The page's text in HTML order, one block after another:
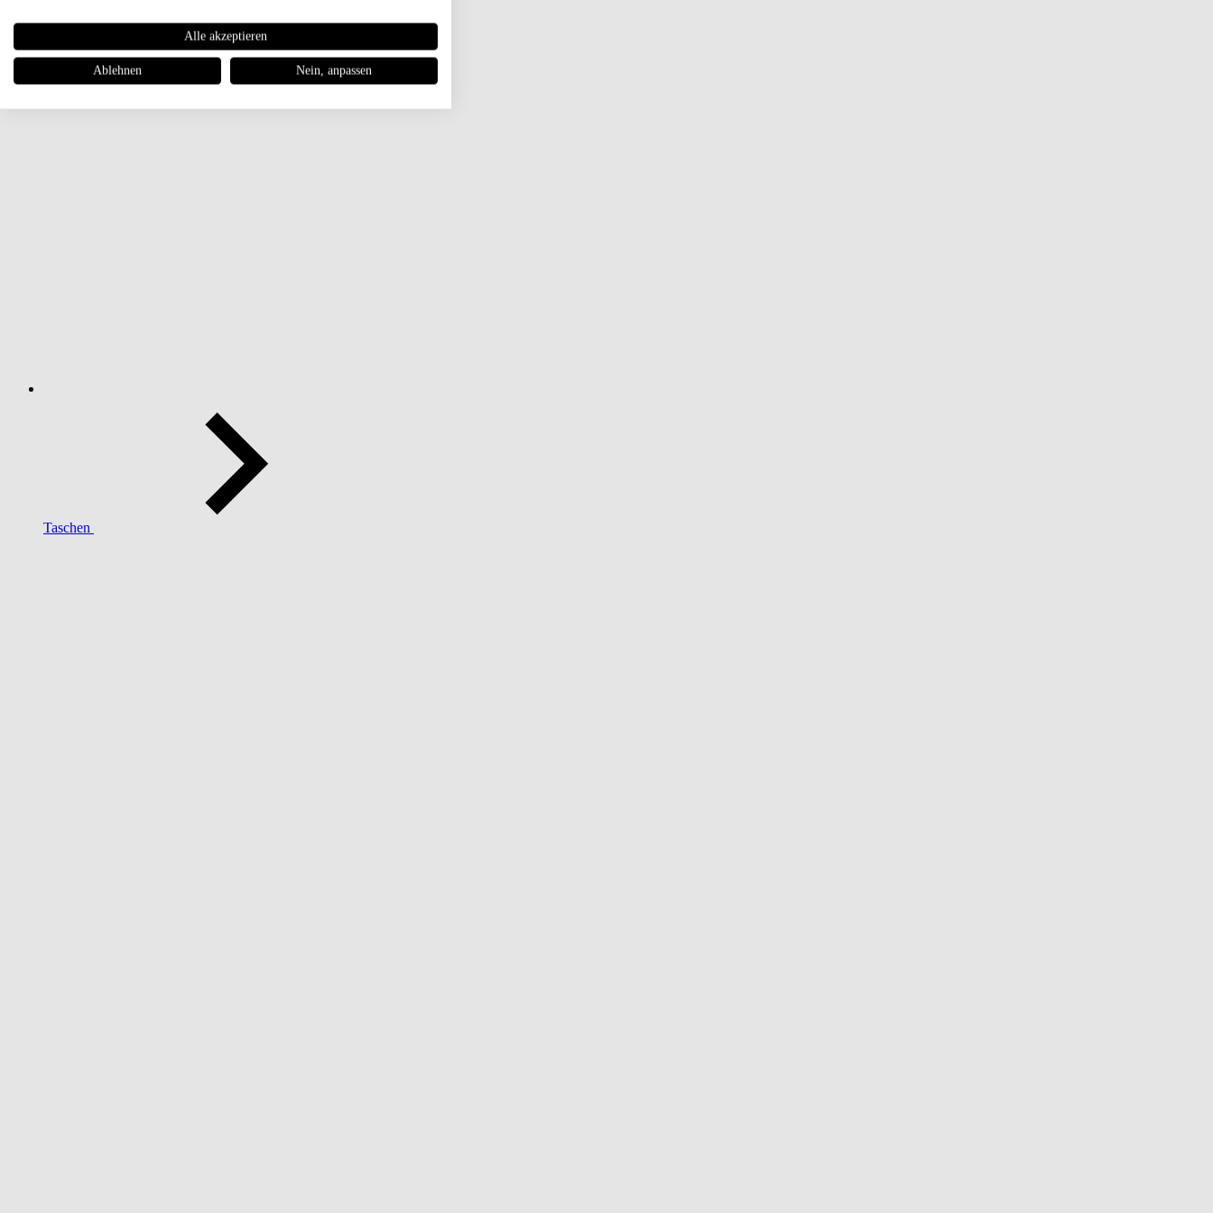
Taschen
Alle akzeptieren
Ablehnen Nein, anpassen